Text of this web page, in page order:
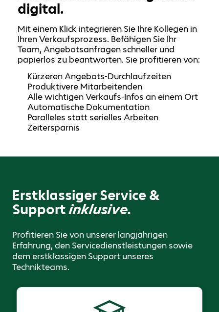
digital.
Mit einem Klick integrieren Sie Ihre Kollegen in
Ihren Verkaufsprozess. Befähigen Sie Ihr
Team, Angebotsanfragen schneller und
papierlos zu beantworten. Sie profitieren von:
Kürzeren Angebots-Durchlaufzeiten
Produktivere Mitarbeitenden
Alle wichtigen Verkaufs-Infos an einem Ort
Automatische Dokumentation
Paralleles statt serielles Arbeiten
Zeitersparnis
Erstklassiger Service &
Supportinklusive.
Profitieren Sie von unserer langjährigen
Erfahrung, den Servicedienstleistungen sowie
dem erstklassigen Support unseres
Technikteams.